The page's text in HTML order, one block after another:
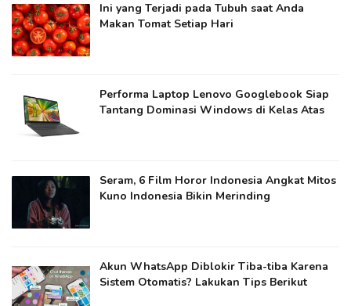
Ini yang Terjadi pada Tubuh saat Anda
Makan Tomat Setiap Hari
Performa Laptop Lenovo Googlebook Siap
Tantang Dominasi Windows di Kelas Atas
Seram, 6 Film Horor Indonesia Angkat Mitos
Kuno Indonesia Bikin Merinding
Akun WhatsApp Diblokir Tiba-tiba Karena
Sistem Otomatis? Lakukan Tips Berikut